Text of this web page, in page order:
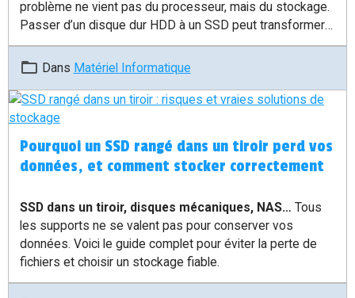
problème ne vient pas du processeur, mais du stockage.
Passer d’un disque dur HDD à un SSD peut transformer
un PC lent en machine beaucoup plus réactive.
Dans Matériel Informatique
Pourquoi un SSD rangé dans un tiroir perd vos
données, et comment stocker correctement
SSD dans un tiroir, disques mécaniques, NAS… Tous
les supports ne se valent pas pour conserver vos
données. Voici le guide complet pour éviter la perte de
fichiers et choisir un stockage fiable.